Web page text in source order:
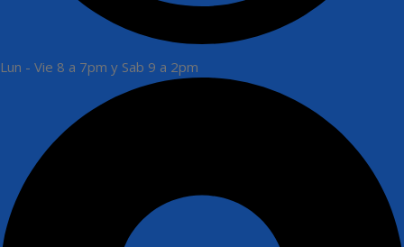
Lun - Vie 8 a 7pm y Sab 9 a 2pm